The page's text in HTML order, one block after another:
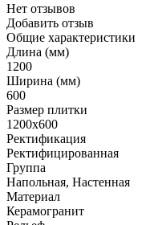
Нет отзывов
Добавить отзыв
Общие характеристики
Длина (мм)
1200
Ширина (мм)
600
Размер плитки
1200x600
Ректификация
Ректифицированная
Группа
Напольная, Настенная
Материал
Керамогранит